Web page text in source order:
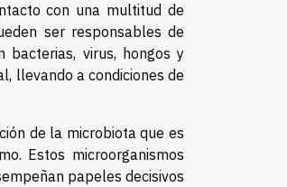
con una multitud de
ser responsables de
bacterias, virus, hongos y
llevando a condiciones de
de la microbiota que es
Estos microorganismos
papeles decisivos